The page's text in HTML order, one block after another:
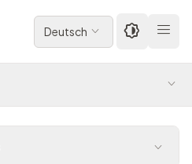
Deutsch